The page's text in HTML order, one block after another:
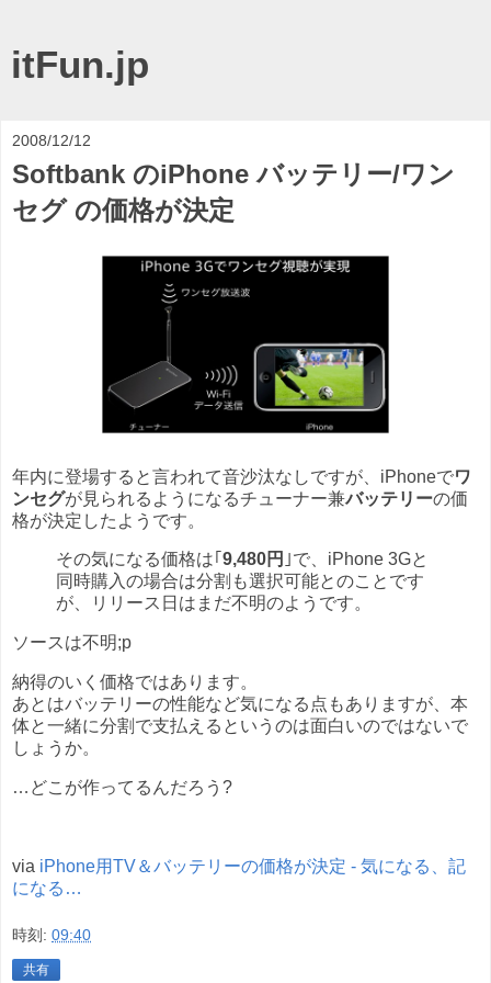
itFun.jp
2008/12/12
Softbank のiPhone バッテリー/ワン
セグ の価格が決定
年内に登場すると言われて音沙汰なしですが、iPhoneでワ
ンセグが見られるようになるチューナー兼バッテリーの価
格が決定したようです。
その気になる価格は｢ 9,480円
｣で、iPhone 3Gと
同時購入の場合は分割も選択可能とのことです
が、リリース日はまだ不明のようです。
ソースは不明;p
納得のいく価格ではあります。
あとはバッテリーの性能など気になる点もありますが、本
体と一緒に分割で支払えるというのは面白いのではないで
しょうか。
…どこが作ってるんだろう?
via iPhone用TV＆バッテリーの価格が決定 - 気になる、記
になる…
時刻: 09:40
共有